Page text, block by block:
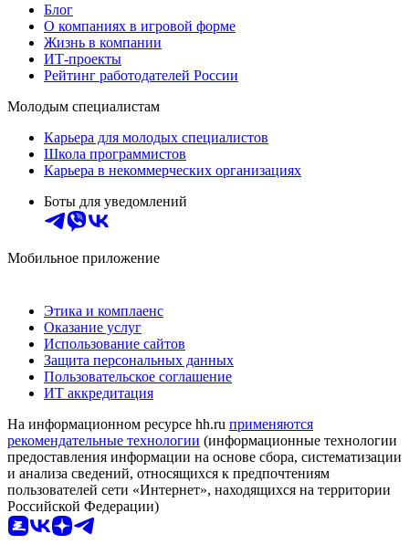
Блог
О компаниях в игровой форме
Жизнь в компании
ИТ-проекты
Рейтинг работодателей России
Молодым специалистам
Карьера для молодых специалистов
Школа программистов
Карьера в некоммерческих организациях
Боты для уведомлений
Мобильное приложение
Этика и комплаенс
Оказание услуг
Использование сайтов
Защита персональных данных
Пользовательское соглашение
ИТ аккредитация
На информационном ресурсе hh.ru применяются
рекомендательные технологии (информационные технологии
предоставления информации на основе сбора, систематизации
и анализа сведений, относящихся к предпочтениям
пользователей сети «Интернет», находящихся на территории
Российской Федерации)